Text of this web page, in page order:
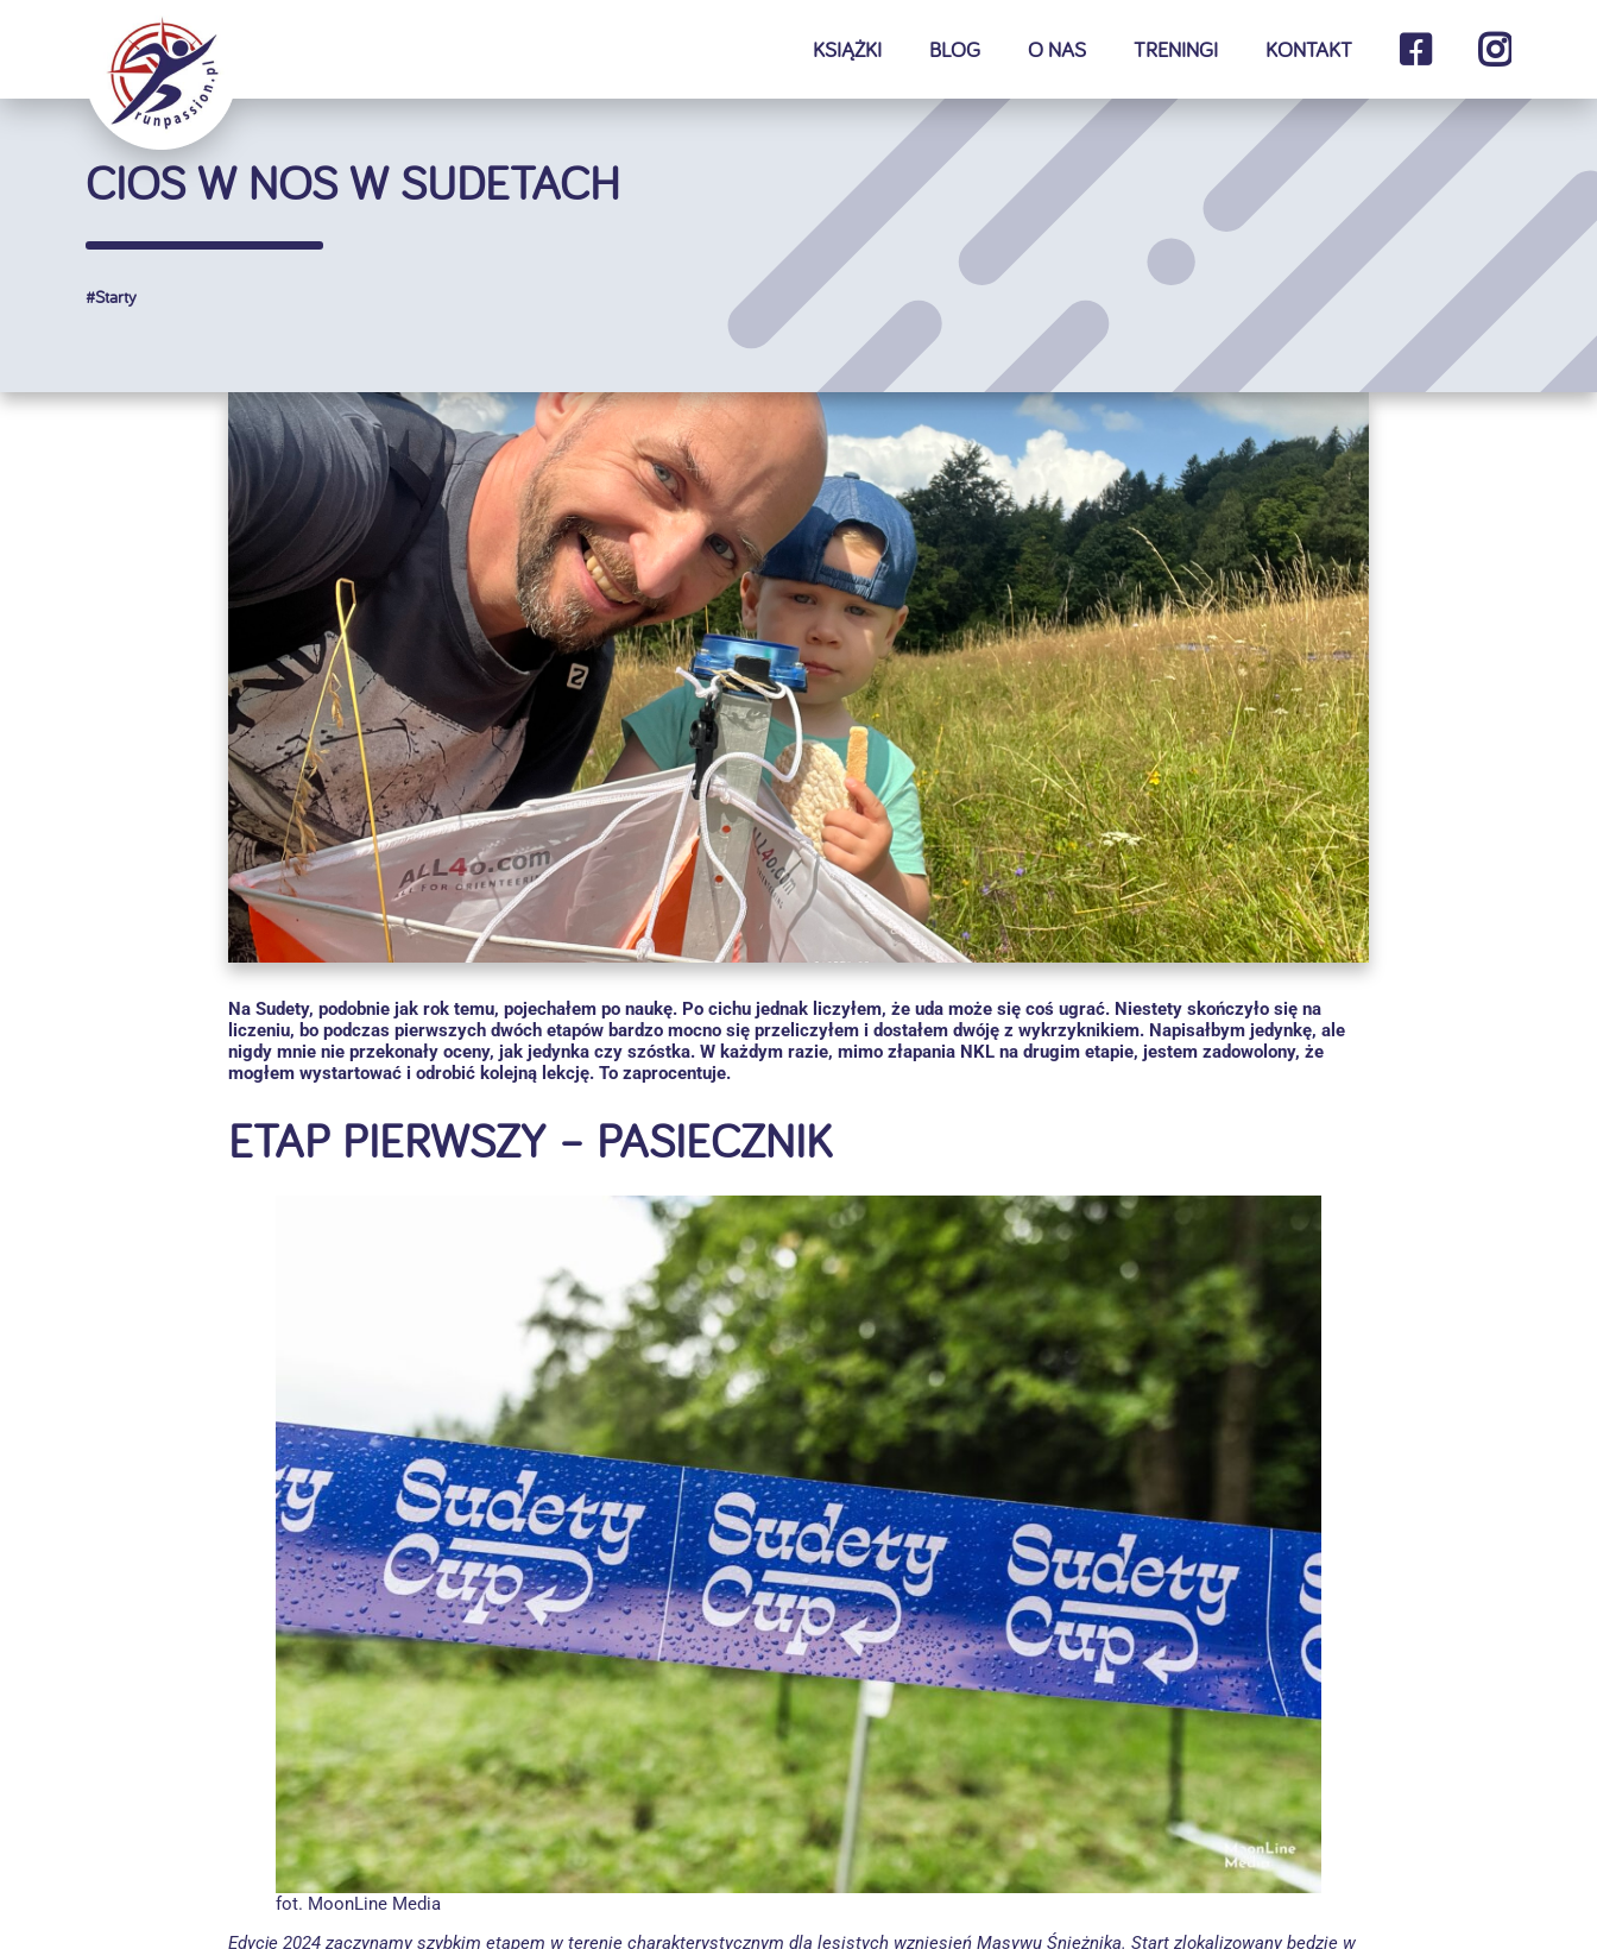
KSIĄŻKI BLOG O NAS TRENINGI KONTAKT
CIOS W NOS W SUDETACH
#Starty
Pokaż
większy
obrazek
Na Sudety, podobnie jak rok temu, pojechałem po naukę. Po cichu jednak liczyłem, że uda może się coś ugrać. Niestety skończyło się na
liczeniu, bo podczas pierwszych dwóch etapów bardzo mocno się przeliczyłem i dostałem dwóję z wykrzyknikiem. Napisałbym jedynkę, ale
nigdy mnie nie przekonały oceny, jak jedynka czy szóstka. W każdym razie, mimo złapania NKL na drugim etapie, jestem zadowolony, że
mogłem wystartować i odrobić kolejną lekcję. To zaprocentuje.
ETAP PIERWSZY – PASIECZNIK
fot. MoonLine Media
Edycję 2024 zaczynamy szybkim etapem w terenie charakterystycznym dla lesistych wzniesień Masywu Śnieżnika. Start zlokalizowany będzie w